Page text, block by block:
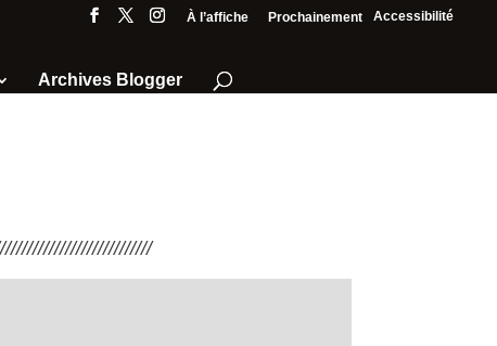
Accessibilité
À l’affiche Prochainement
Archives Blogger